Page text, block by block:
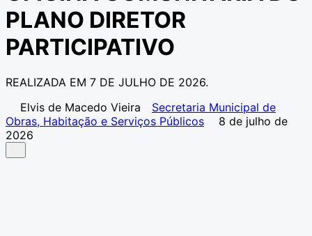
PLANO DIRETOR
PARTICIPATIVO
REALIZADA EM 7 DE JULHO DE 2026.
Elvis de Macedo Vieira
Secretaria Municipal de
Obras, Habitação e Serviços Públicos
8 de julho de
2026